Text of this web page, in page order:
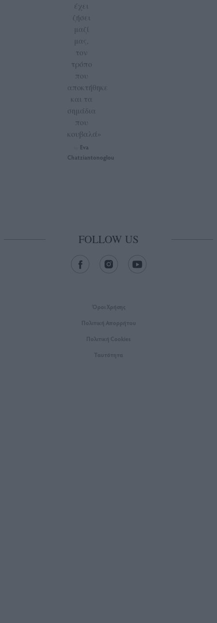
έχει
ζήσει
μαζί
μας,
τον
τρόπο
που
αποκτήθηκε
και τα
σημάδια
που
κουβαλά»
Eva
Chatziantonoglou
FOLLOW US
Όροι Xρήσης
Πολιτική Απορρήτου
Πολιτική Cookies
Ταυτότητα